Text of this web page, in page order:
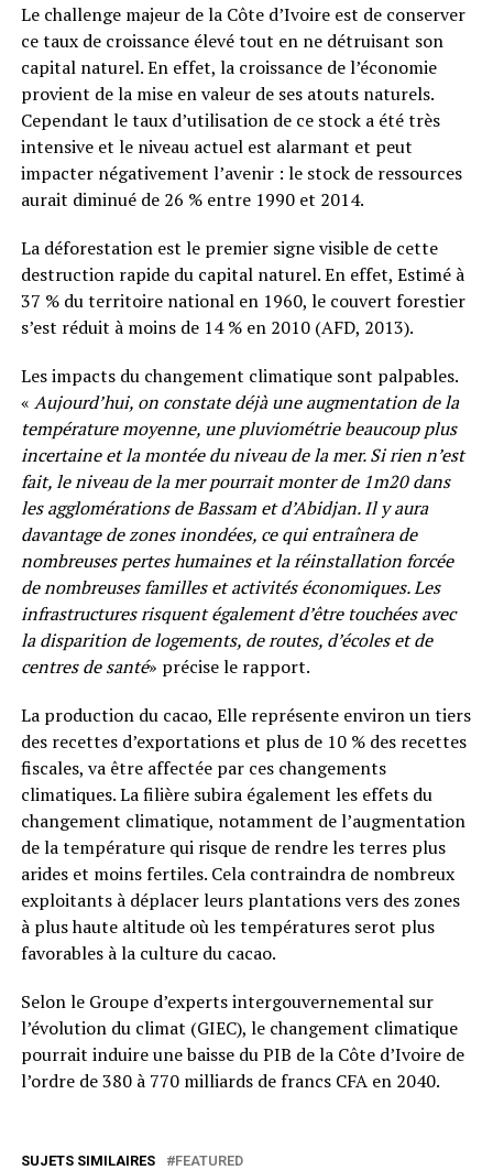
Le challenge majeur de la Côte d’Ivoire est de conserver
ce taux de croissance élevé tout en ne détruisant son
capital naturel. En effet, la croissance de l’économie
provient de la mise en valeur de ses atouts naturels.
Cependant le taux d’utilisation de ce stock a été très
intensive et le niveau actuel est alarmant et peut
impacter négativement l’avenir : le stock de ressources
aurait diminué de 26 % entre 1990 et 2014.
La déforestation est le premier signe visible de cette
destruction rapide du capital naturel. En effet, Estimé à
37 % du territoire national en 1960, le couvert forestier
s’est réduit à moins de 14 % en 2010 (AFD, 2013).
Les impacts du changement climatique sont palpables.
« Aujourd’hui, on constate déjà une augmentation de la
température moyenne, une pluviométrie beaucoup plus
incertaine et la montée du niveau de la mer. Si rien n’est
fait, le niveau de la mer pourrait monter de 1m20 dans
les agglomérations de Bassam et d’Abidjan. Il y aura
davantage de zones inondées, ce qui entraînera de
nombreuses pertes humaines et la réinstallation forcée
de nombreuses familles et activités économiques. Les
infrastructures risquent également d’être touchées avec
la disparition de logements, de routes, d’écoles et de
centres de santé» précise le rapport.
La production du cacao, Elle représente environ un tiers
des recettes d’exportations et plus de 10 % des recettes
fiscales, va être affectée par ces changements
climatiques. La filière subira également les effets du
changement climatique, notamment de l’augmentation
de la température qui risque de rendre les terres plus
arides et moins fertiles. Cela contraindra de nombreux
exploitants à déplacer leurs plantations vers des zones
à plus haute altitude où les températures serot plus
favorables à la culture du cacao.
Selon le Groupe d’experts intergouvernemental sur
l’évolution du climat (GIEC), le changement climatique
pourrait induire une baisse du PIB de la Côte d’Ivoire de
l’ordre de 380 à 770 milliards de francs CFA en 2040.
SUJETS SIMILAIRES FEATURED